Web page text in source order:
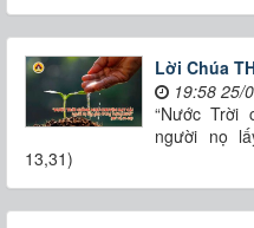
Lời Chúa
19:58 25/
“Nước Trời
người nọ
13,31)